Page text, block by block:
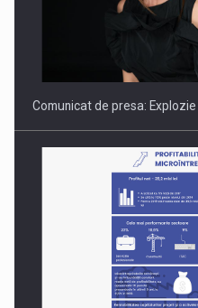
PUTTING ROMANIAN
INTERNATIONAL BUSINESS
Comunicat de presa: